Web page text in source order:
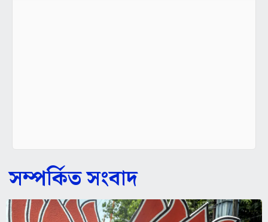
সম্পর্কিত সংবাদ